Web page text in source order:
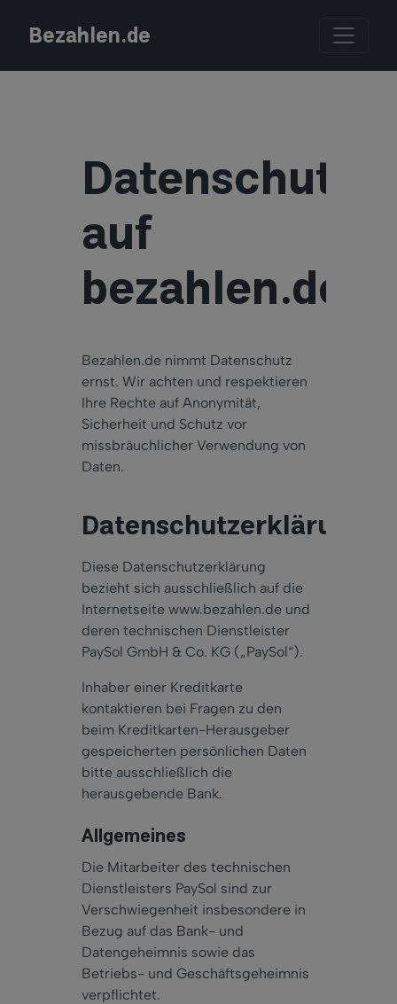
Bezahlen.de
Datenschutz
auf
bezahlen.de
Bezahlen.de nimmt Datenschutz
ernst. Wir achten und respektieren
Ihre Rechte auf Anonymität,
Sicherheit und Schutz vor
missbräuchlicher Verwendung von
Daten.
Datenschutzerklärung
Diese Datenschutzerklärung
bezieht sich ausschließlich auf die
Internetseite www.bezahlen.de und
deren technischen Dienstleister
PaySol GmbH & Co. KG („PaySol“).
Inhaber einer Kreditkarte
kontaktieren bei Fragen zu den
beim Kreditkarten-Herausgeber
gespeicherten persönlichen Daten
bitte ausschließlich die
herausgebende Bank.
Allgemeines
Die Mitarbeiter des technischen
Dienstleisters PaySol sind zur
Verschwiegenheit insbesondere in
Bezug auf das Bank- und
Datengeheimnis sowie das
Betriebs- und Geschäftsgeheimnis
verpflichtet.